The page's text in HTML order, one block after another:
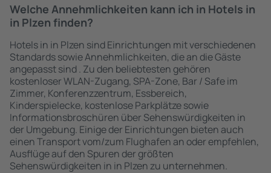
Welche Annehmlichkeiten kann ich in Hotels in
in Plzen finden?
Hotels in in Plzen sind Einrichtungen mit verschiedenen
Standards sowie Annehmlichkeiten, die an die Gäste
angepasst sind . Zu den beliebtesten gehören
kostenloser WLAN-Zugang, SPA-Zone, Bar / Safe im
Zimmer, Konferenzzentrum, Essbereich,
Kinderspielecke, kostenlose Parkplätze sowie
Informationsbroschüren über Sehenswürdigkeiten in
der Umgebung. Einige der Einrichtungen bieten auch
einen Transport vom/zum Flughafen an oder empfehlen,
Ausflüge auf den Spuren der größten
Sehenswürdigkeiten in in Plzen zu unternehmen.